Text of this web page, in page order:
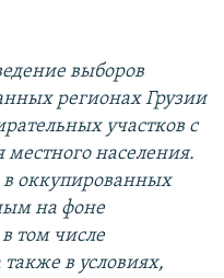
выборов
регионах Грузии
участков с
местного населения.
оккупированных
на фоне
том числе
в условиях,